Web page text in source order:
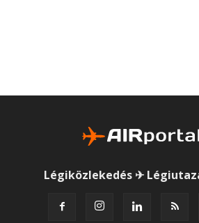
Légiközlekedés ✈